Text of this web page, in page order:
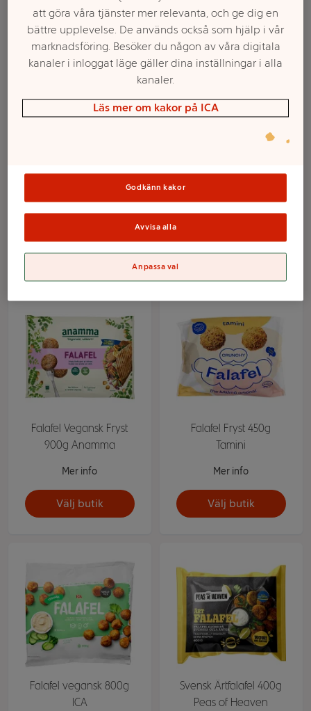
Falafel 400g ICA
Mer info
Välj butik
Vegobitar Kebab 400g
Mer info
Välj butik
Falafel Vegansk Fryst
900g Anamma
Mer info
Välj butik
Falafel Fryst 450g
Tamini
Mer info
Välj butik
Falafel vegansk 800g
ICA
Svensk Ärtfalafel 400g
Peas of Heaven
att göra våra tjänster mer relevanta, och ge dig en
bättre upplevelse. De används också som hjälp i vår
marknadsföring. Besöker du någon av våra digitala
kanaler i inloggat läge gäller dina inställningar i alla
kanaler.
Läs mer om kakor på ICA
Godkänn kakor
Avvisa alla
Anpassa val